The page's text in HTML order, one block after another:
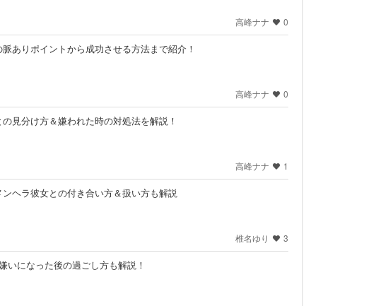
高峰ナナ 0
ありポイントから成功させる方法まで紹介！
高峰ナナ 0
見分け方＆嫌われた時の対処法を解説！
高峰ナナ 1
ヘラ彼女との付き合い方＆扱い方も解説
椎名ゆり 3
いになった後の過ごし方も解説！